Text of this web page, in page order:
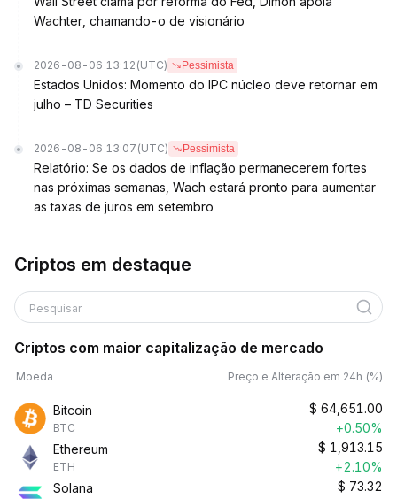
Wachter, chamando-o de visionário
2026-08-06 13:12 (UTC) Pessimista
Estados Unidos: Momento do IPC núcleo deve retornar em
julho – TD Securities
2026-08-06 13:07 (UTC) Pessimista
Relatório: Se os dados de inflação permanecerem fortes
nas próximas semanas, Wach estará pronto para aumentar
as taxas de juros em setembro
Criptos em destaque
Pesquisar
Criptos com maior capitalização de mercado
Moeda Preço e Alteração em 24h (%)
Bitcoin
BTC
$ 64,651.00
+0.50%
Ethereum
ETH
$ 1,913.15
+2.10%
Solana
$ 73.32